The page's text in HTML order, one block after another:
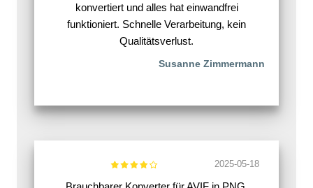
konvertiert und alles hat einwandfrei
funktioniert. Schnelle Verarbeitung, kein
Qualitätsverlust.
Susanne Zimmermann
2025-05-18